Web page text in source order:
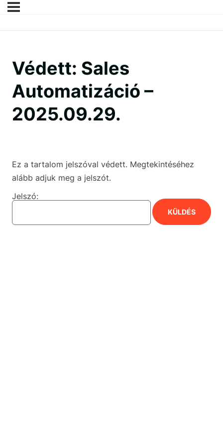
Védett: Sales
Automatizáció –
2025.09.29.
Ez a tartalom jelszóval védett. Megtekintéséhez
alább adjuk meg a jelszót.
Jelszó: